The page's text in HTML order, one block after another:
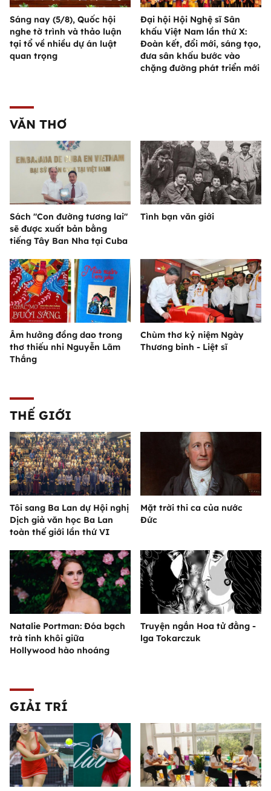
Sáng nay (5/8), Quốc hội
nghe tờ trình và thảo luận
tại tổ về nhiều dự án luật
quan trọng
Đại hội Hội Nghệ sĩ Sân
khấu Việt Nam lần thứ X:
Đoàn kết, đổi mới, sáng tạo,
đưa sân khấu bước vào
chặng đường phát triển mới
VĂN THƠ
Sách "Con đường tương lai"
sẽ được xuất bản bằng
tiếng Tây Ban Nha tại Cuba
Tình bạn văn giới
Âm hưởng đồng dao trong
thơ thiếu nhi Nguyễn Lãm
Thắng
Chùm thơ kỷ niệm Ngày
Thương binh - Liệt sĩ
THẾ GIỚI
Tôi sang Ba Lan dự Hội nghị
Dịch giả văn học Ba Lan
toàn thế giới lần thứ VI
Mặt trời thi ca của nước
Đức
Natalie Portman: Đóa bạch
trà tinh khôi giữa
Hollywood hào nhoáng
Truyện ngắn Hoa tử đằng -
lga Tokarczuk
GIẢI TRÍ